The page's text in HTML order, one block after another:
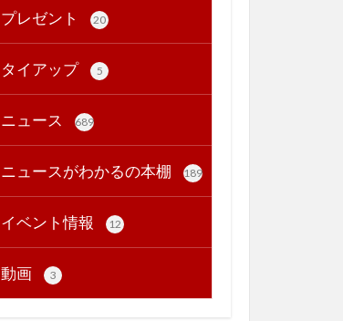
プレゼント 20
タイアップ 5
ニュース 689
ニュースがわかるの本棚 189
イベント情報 12
動画 3